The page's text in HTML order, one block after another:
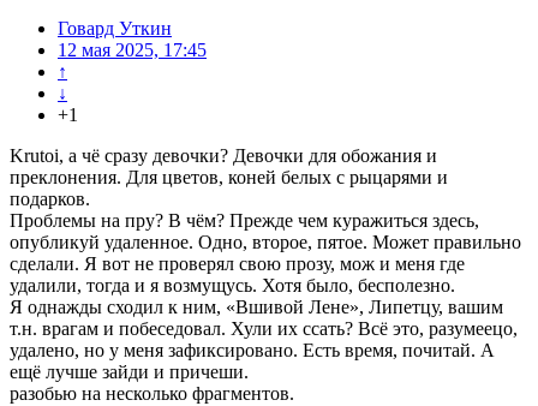
Говард Уткин
12 мая 2025, 17:45
↑
↓
+1
Krutoi, а чё сразу девочки? Девочки для обожания и
преклонения. Для цветов, коней белых с рыцарями и
подарков.
Проблемы на пру? В чём? Прежде чем куражиться здесь,
опубликуй удаленное. Одно, второе, пятое. Может правильно
сделали. Я вот не проверял свою прозу, мож и меня где
удалили, тогда и я возмущусь. Хотя было, бесполезно.
Я однажды сходил к ним, «Вшивой Лене», Липетцу, вашим
т.н. врагам и побеседовал. Хули их ссать? Всё это, разумеецо,
удалено, но у меня зафиксировано. Есть время, почитай. А
ещё лучше зайди и причеши.
разобью на несколько фрагментов.